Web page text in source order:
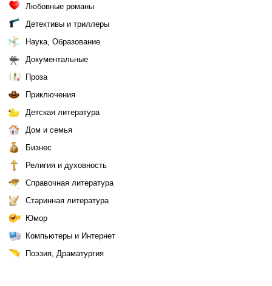
Любовные романы
Детективы и триллеры
Наука, Образование
Документальные
Проза
Приключения
Детская литература
Дом и семья
Бизнес
Религия и духовность
Справочная литература
Старинная литература
Юмор
Компьютеры и Интернет
Поэзия, Драматургия